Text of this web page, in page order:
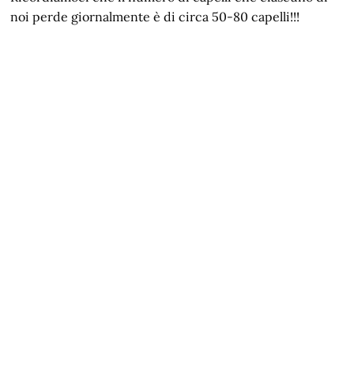
noi perde giornalmente è di circa 50-80 capelli!!!